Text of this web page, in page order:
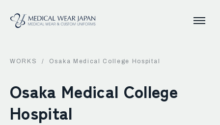
WORKS / Osaka Medical College Hospital
Osaka Medical College
Hospital